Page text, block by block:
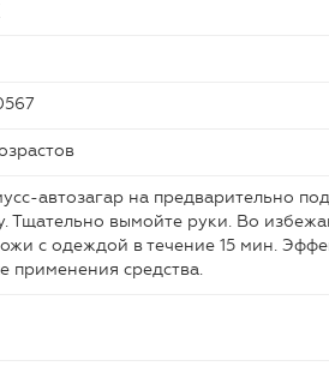
автозагар на предварительно
Тщательно вымойте руки. Во
с одеждой в течение 15 мин.
применения средства.